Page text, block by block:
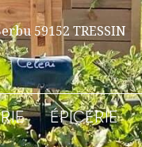
59152 TRESSIN
ÉPICERIE